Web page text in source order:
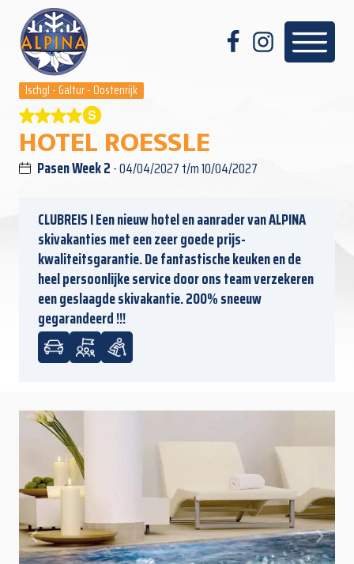
Ischgl - Galtur - Oostenrijk
HOTEL ROESSLE
Pasen Week 2- 04/04/2027 t/m 10/04/2027
CLUBREIS I Een nieuw hotel en aanrader van ALPINA
skivakanties met een zeer goede prijs-
kwaliteitsgarantie. De fantastische keuken en de
heel persoonlijke service door ons team verzekeren
een geslaagde skivakantie. 200% sneeuw
gegarandeerd !!!